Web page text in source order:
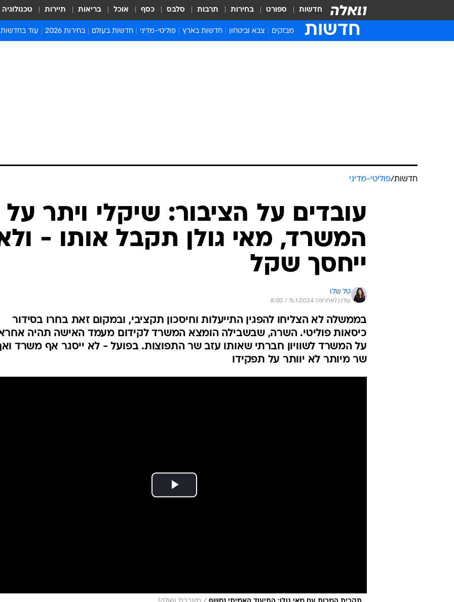
חדשות ספורט בחירות תרבות סלבס כסף אוכל בריאות תיירות טכנולוגיה
חדשות מבזקים צבא וביטחון חדשות בארץ פוליטי-מדיני חדשות בעולם בחירות 2026 עוד בחדשות
חדשות
המייל האדום
חדשות/פוליטי-מדיני
עובדים על הציבור: שיקלי ויתר על
המשרד, מאי גולן תקבל אותו -
ייחסך שקל
טל שלו
עודכן לאחרונה: 15.1.2024 / 8:00
בממשלה לא הצליחו להפגין התייעלות וחיסכון תקציבי, ובמקום זאת בחרו בסידור
כיסאות פוליטי. השרה, שבשבילה הומצא המשרד לקידום מעמד האישה תהיה
על המשרד לשוויון חברתי שאותו עזב שר התפוצות. בפועל - לא ייסגר אף משרד
שר מיותר לא יוותר על תפקידו